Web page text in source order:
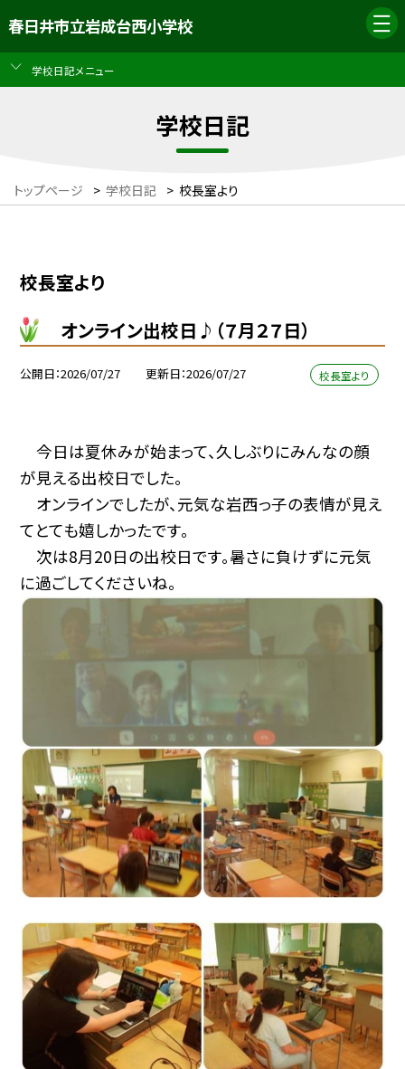
春日井市立岩成台西小学校
学校日記メニュー
学校日記
トップページ > 学校日記 > 校長室より
校長室より
オンライン出校日♪（７月２７日）
公開日 2026/07/27 更新日 2026/07/27 校長室より
今日は夏休みが始まって、久しぶりにみんなの顔
が見える出校日でした。
オンラインでしたが、元気な岩西っ子の表情が見え
てとても嬉しかったです。
次は8月20日の出校日です。暑さに負けずに元気
に過ごしてくださいね。